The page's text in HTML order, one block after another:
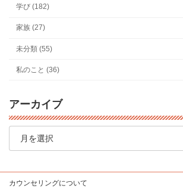
学び (182)
家族 (27)
未分類 (55)
私のこと (36)
アーカイブ
ア
カウンセリングについて